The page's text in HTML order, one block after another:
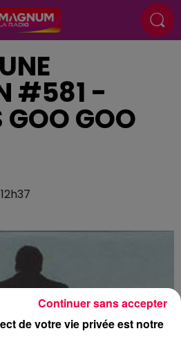
#581 -
GOO GOO
de votre vie privée est notre
Continuer sans accepter